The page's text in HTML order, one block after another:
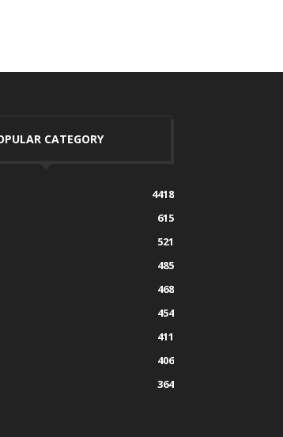
CATEGORY
4418
615
521
485
468
454
411
406
364